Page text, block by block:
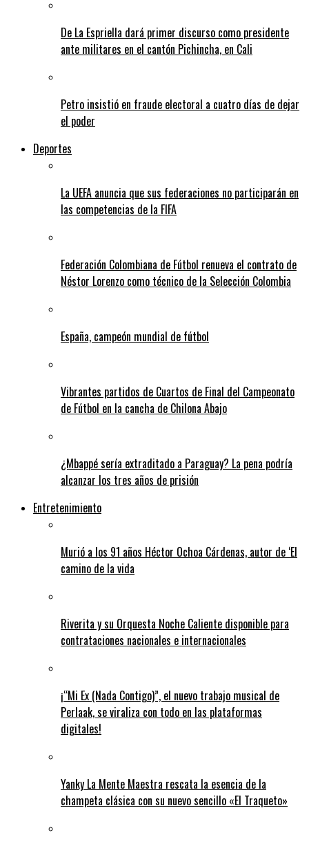
De La Espriella dará primer discurso como presidente
ante militares en el cantón Pichincha, en Cali
Petro insistió en fraude electoral a cuatro días de dejar
el poder
Deportes
La UEFA anuncia que sus federaciones no participarán en
las competencias de la FIFA
Federación Colombiana de Fútbol renueva el contrato de
Néstor Lorenzo como técnico de la Selección Colombia
España, campeón mundial de fútbol
Vibrantes partidos de Cuartos de Final del Campeonato
de Fútbol en la cancha de Chilona Abajo
¿Mbappé sería extraditado a Paraguay? La pena podría
alcanzar los tres años de prisión
Entretenimiento
Murió a los 91 años Héctor Ochoa Cárdenas, autor de ‘El
camino de la vida
Riverita y su Orquesta Noche Caliente disponible para
contrataciones nacionales e internacionales
¡“Mi Ex (Nada Contigo)”, el nuevo trabajo musical de
Perlaak, se viraliza con todo en las plataformas
digitales!
Yanky La Mente Maestra rescata la esencia de la
champeta clásica con su nuevo sencillo «El Traqueto»